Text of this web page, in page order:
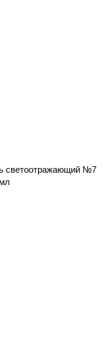
светоотражающий №7